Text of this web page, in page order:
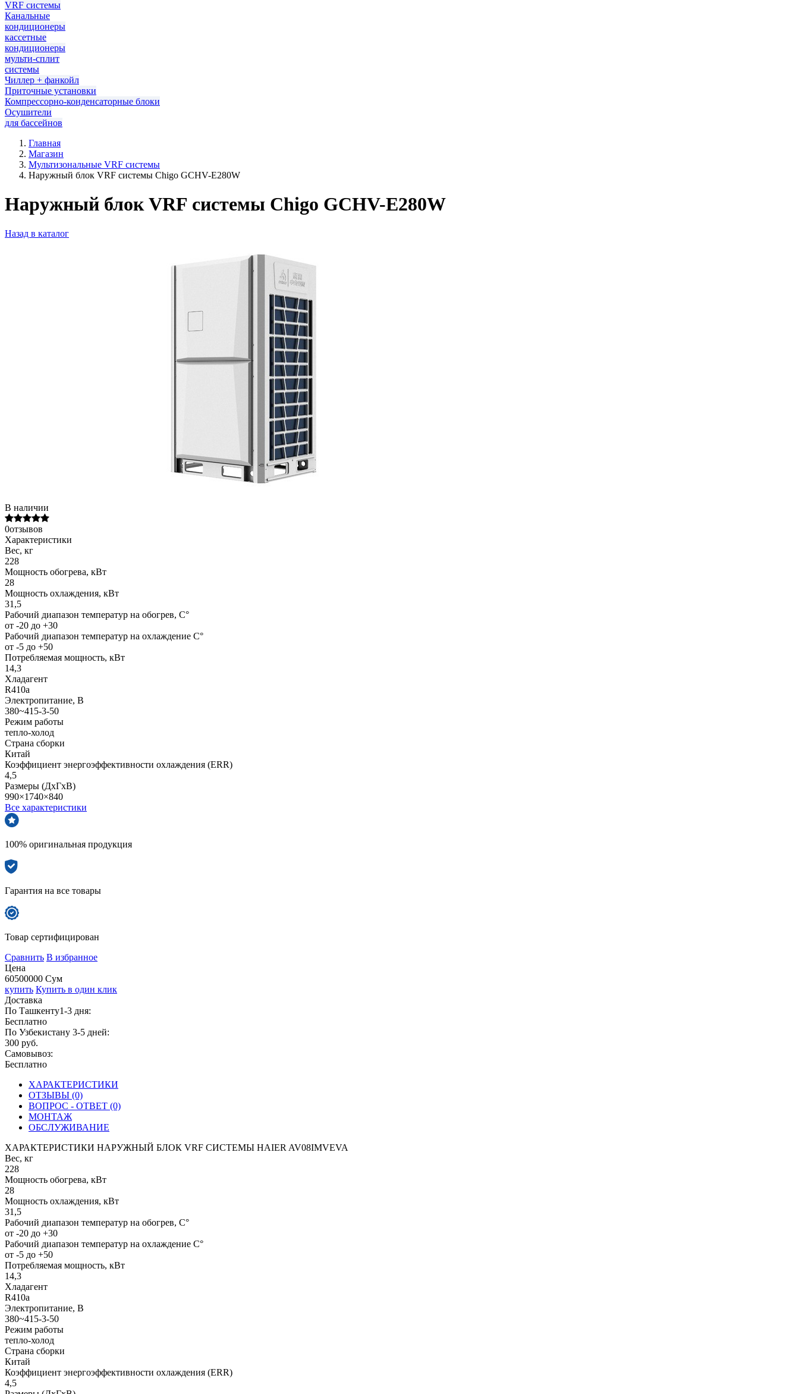
VRF системы
Канальные
кондиционеры
кассетные
кондиционеры
мульти-сплит
системы
Чиллер + фанкойл
Приточные установки
Компрессорно-конденсаторные блоки
Осушители
для бассейнов
Главная
Магазин
Мультизональные VRF системы
Наружный блок VRF системы Chigo GCHV-E280W
Наружный блок VRF системы Chigo GCHV-E280W
Назад в каталог
В наличии
0отзывов
Характеристики
Вес, кг
228
Мощность обогрева, кВт
28
Мощность охлаждения, кВт
31,5
Рабочий диапазон температур на обогрев, С°
от -20 до +30
Рабочий диапазон температур на охлаждение С°
от -5 до +50
Потребляемая мощность, кВт
14,3
Хладагент
R410a
Электропитание, В
380~415-3-50
Режим работы
тепло-холод
Страна сборки
Китай
Коэффициент энергоэффективности охлаждения (ERR)
4,5
Размеры (ДхГхВ)
990×1740×840
Все характеристики
100% оригинальная продукция
Гарантия на все товары
Товар сертифицирован
Сравнить В избранное
Цена
60500000 Сум
купить Купить в один клик
Доставка
По Ташкенту1-3 дня:
Бесплатно
По Узбекистану 3-5 дней:
300 руб.
Самовывоз:
Бесплатно
ХАРАКТЕРИСТИКИ
ОТЗЫВЫ (0)
ВОПРОС - ОТВЕТ (0)
МОНТАЖ
ОБСЛУЖИВАНИЕ
ХАРАКТЕРИСТИКИ НАРУЖНЫЙ БЛОК VRF СИСТЕМЫ HAIER AV08IMVEVA
Вес, кг
228
Мощность обогрева, кВт
28
Мощность охлаждения, кВт
31,5
Рабочий диапазон температур на обогрев, С°
от -20 до +30
Рабочий диапазон температур на охлаждение С°
от -5 до +50
Потребляемая мощность, кВт
14,3
Хладагент
R410a
Электропитание, В
380~415-3-50
Режим работы
тепло-холод
Страна сборки
Китай
Коэффициент энергоэффективности охлаждения (ERR)
4,5